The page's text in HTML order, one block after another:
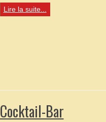
Lire la suite...
Cocktail-Bar